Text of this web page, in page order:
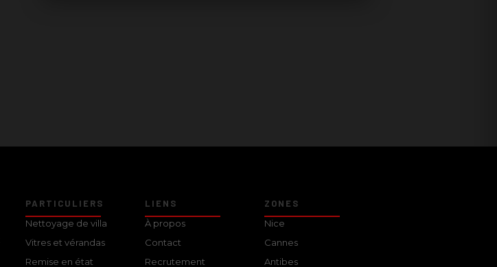
PARTICULIERS
Nettoyage de villa
Vitres et vérandas
Remise en état
LIENS
À propos
Contact
Recrutement
ZONES
Nice
Cannes
Antibes